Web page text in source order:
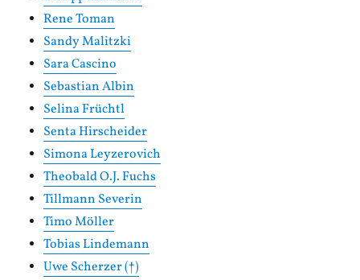
Rene Toman
Sandy Malitzki
Sara Cascino
Sebastian Albin
Selina Früchtl
Senta Hirscheider
Simona Leyzerovich
Theobald O.J. Fuchs
Tillmann Severin
Timo Möller
Tobias Lindemann
Uwe Scherzer (†)